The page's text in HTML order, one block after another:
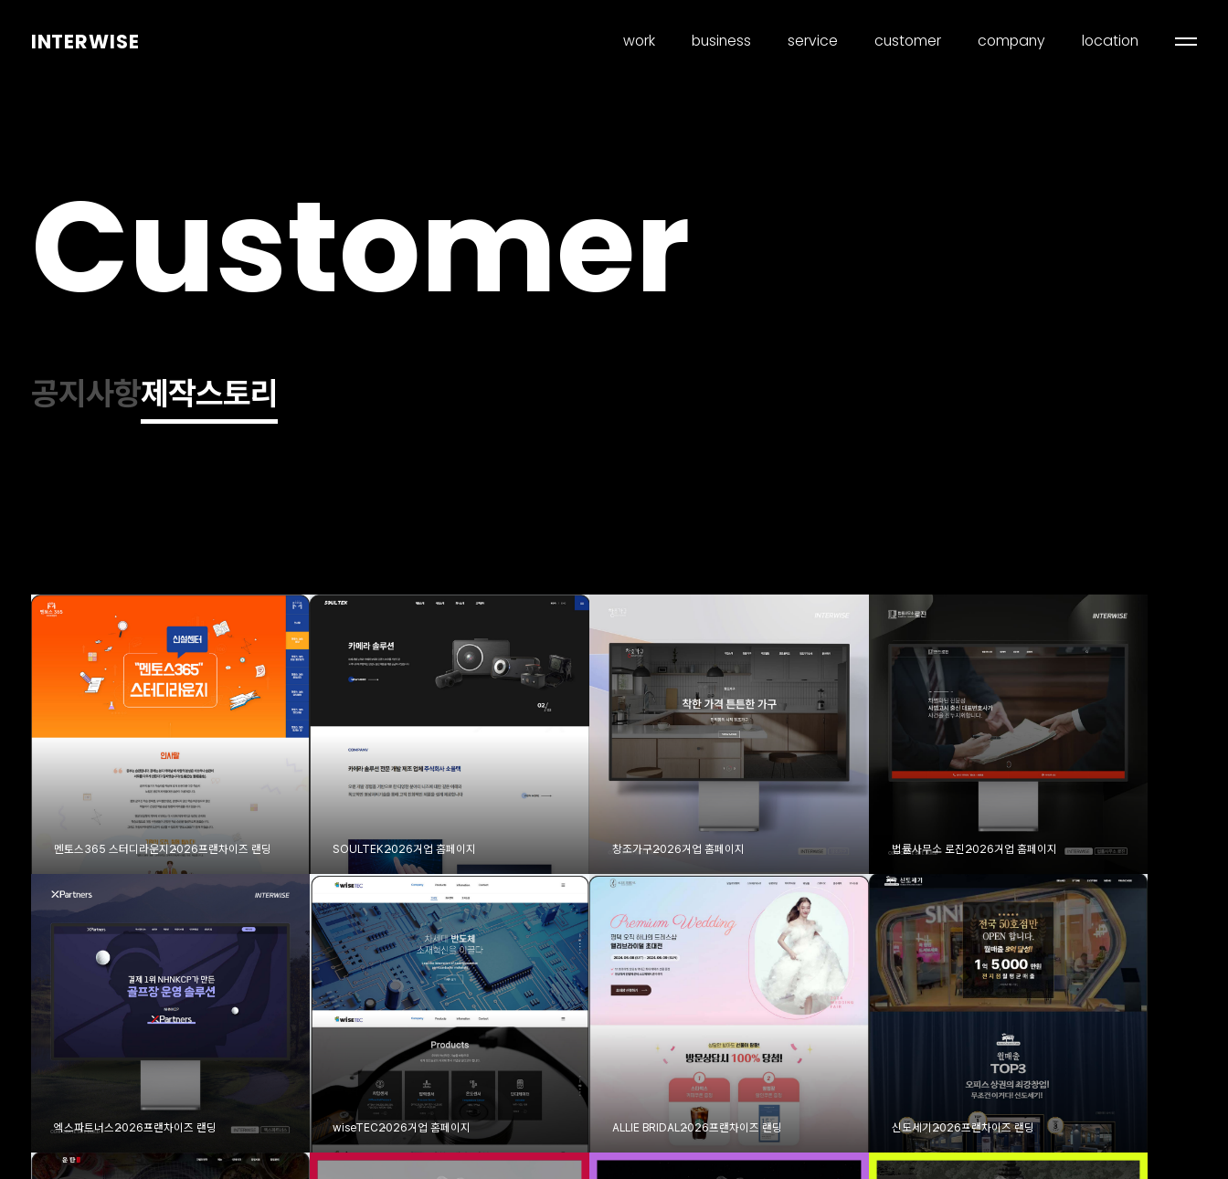
INTERWISE work business service customer company location
Customer
공지사항제작스토리
멘토스365 스터디라운지2026프랜차이즈 랜딩 SOULTEK2026기업 홈페이지 창조가구2026기업 홈페이지 법률사무소 로진 2026기업 홈페이지
엑스파트너스2026프랜차이즈 랜딩 wiseTEC2026기업 홈페이지 ALLIE BRIDAL2026프랜차이즈 랜딩 신도세기2026프랜차이즈 랜딩